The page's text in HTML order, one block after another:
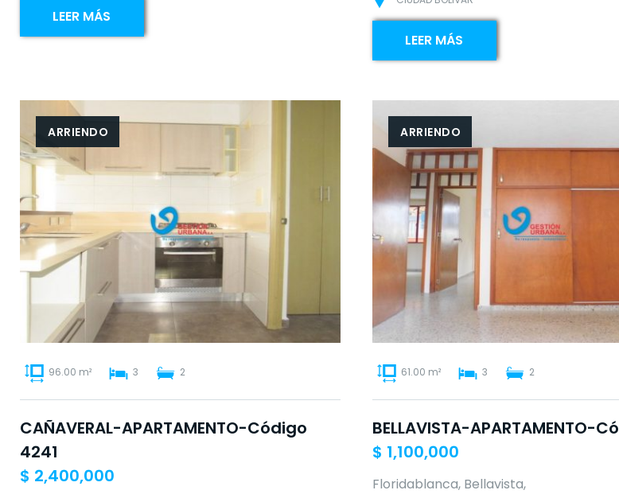
LEER MÁS
LEER MÁS
ARRIENDO
96.00 m² 3 2
CAÑAVERAL-APARTAMENTO-Código
4241
$ 2,400,000
ARRIENDO
61.00 m² 3 2
BELLAVISTA-APARTAMENTO-
$ 1,100,000
Floridablanca, Bellavista,